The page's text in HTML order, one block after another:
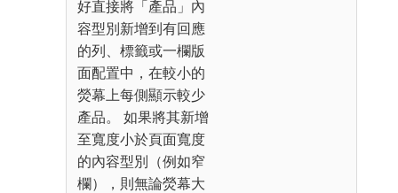
好直接將「產品」內
容型別新增到有回應
的列、標籤或一欄版
面配置中，在較小的
熒幕上每側顯示較少
產品。 如果將其新增
至寬度小於頁面寬度
的內容型別（例如窄
欄），則無論熒幕大